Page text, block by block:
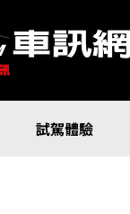
試駕體驗